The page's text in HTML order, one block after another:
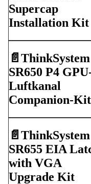
Supercap
Installation Kit
📄️ ThinkSystem
SR650 P4
Luftkanal
Companion-Kit
📄️ ThinkSystem
SR655 EIA
with VGA
Upgrade Kit